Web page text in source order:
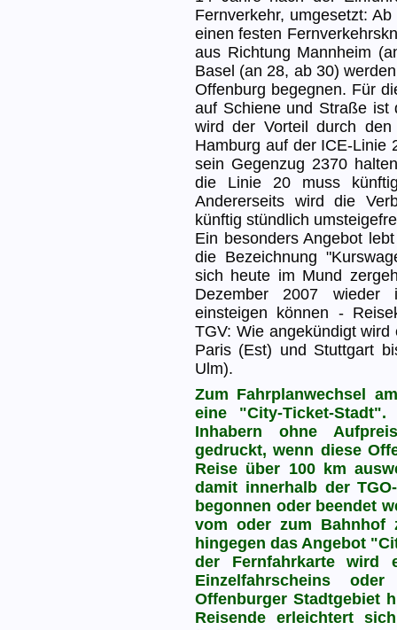
Fernverkehr, umgesetzt:
einen festen
aus Richtung Mannheim
Basel (an 28, ab 30)
Offenburg begegnen. Für
auf Schiene und Straße ist
wird der Vorteil durch den
Hamburg auf der ICE-Linie
sein Gegenzug 2370
die Linie 20 muss
Andererseits wird die
künftig stündlich
Ein besonders Angebot
die Bezeichnung
sich heute im Mund
Dezember 2007 wieder
einsteigen können -
TGV: Wie angekündigt
Paris (Est) und Stuttgart
Ulm).
Zum Fahrplanwechsel
eine "City-Ticket-
Inhabern ohne
gedruckt, wenn diese
Reise über 100 km
damit innerhalb der
begonnen oder beendet
vom oder zum Bahnhof
hingegen das Angebot
der Fernfahrkarte wird
Einzelfahrscheins
Offenburger Stadtgebiet
Reisende erleichtert